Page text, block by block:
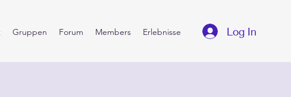
Gruppen Forum Members Erlebnisse Log In